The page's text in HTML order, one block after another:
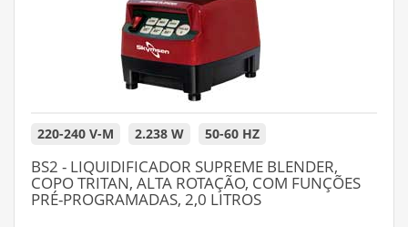
220-240 V-M 2.238 W 50-60 HZ
BS2 - LIQUIDIFICADOR SUPREME BLENDER,
COPO TRITAN, ALTA ROTAÇÃO, COM FUNÇÕES
PRÉ-PROGRAMADAS, 2,0 LITROS